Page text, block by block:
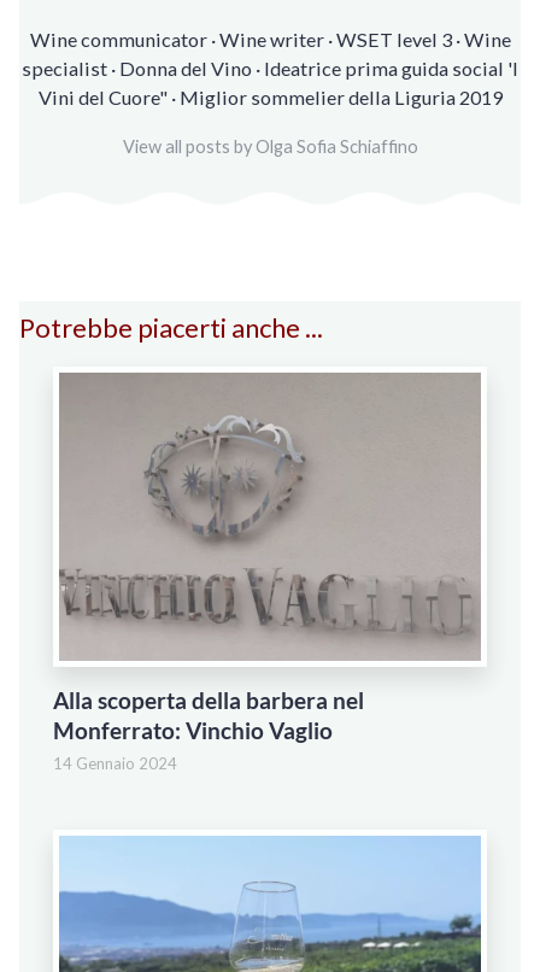
Wine communicator · Wine writer · WSET level 3 · Wine
specialist · Donna del Vino · Ideatrice prima guida social 'I
Vini del Cuore" · Miglior sommelier della Liguria 2019
View all posts by Olga Sofia Schiaffino
Potrebbe piacerti anche ...
Alla scoperta della barbera nel
Monferrato: Vinchio Vaglio
14 Gennaio 2024